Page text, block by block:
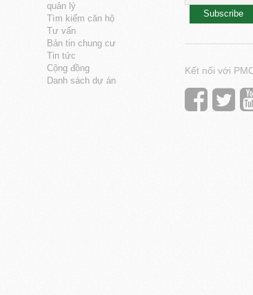
quản lý
Tìm kiếm căn hộ
Tư vấn
Bản tin chung cư
Tin tức
Cộng đồng
Danh sách dự án
Subscribe
Kết nối với